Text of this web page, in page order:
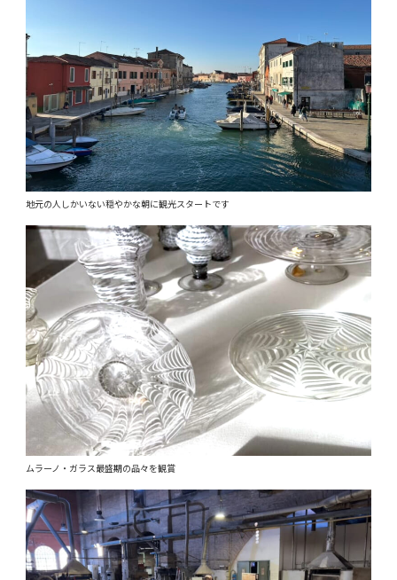
地元の人しかいない穏やかな朝に観光スタートです
ムラーノ・ガラス最盛期の品々を観賞